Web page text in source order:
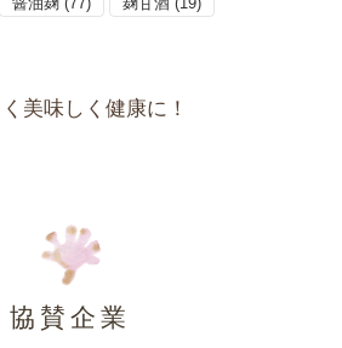
美味しく健康に！
協賛企業